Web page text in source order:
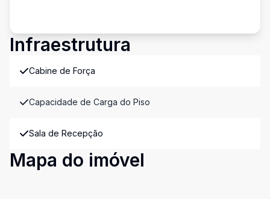
Infraestrutura
Cabine de Força
Capacidade de Carga do Piso
Sala de Recepção
Mapa do imóvel